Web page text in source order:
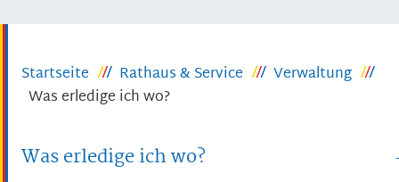
Startseite Rathaus & Service
Verwaltung
Was erledige ich wo?
Was erledige ich wo?